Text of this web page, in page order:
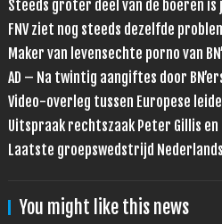
Steeds groter deel van de boeren
FNV ziet nog steeds dezelfde
Maker van levensechte porno van
AD – Na twintig aangiftes door
Video-overleg tussen Europese
Uitspraak rechtszaak Peter Gillis
Laatste groepswedstrijd
You might like this news